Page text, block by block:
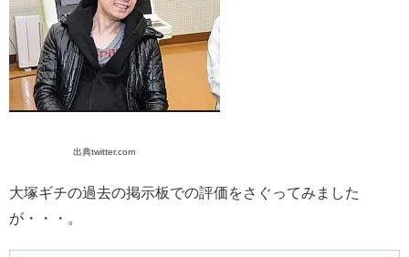
出典twitter.com
大塚ギチの過去の掲示板での評価をさぐってみました
が・・・。